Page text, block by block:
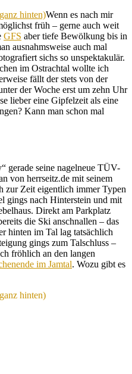
Wenn es nach mir
früh – gerne auch weit
GFS aber tiefe Bewölkung bis in
ausnahmsweise auch mal
sichs so unspektakulär.
im Ostrachtal wollte ich
fällt der stets von der
der Woche erst um zehn Uhr
lieber eine Gipfelzeit als eine
Kann man schon mal
gerade seine nagelneue TÜV-
von herrseitz.de mit seinem
zur Zeit eigentlich immer Typen
gings nach Hinterstein und mit
Direkt am Parkplatz
die Ski anschnallen – das
hinten im Tal lag tatsächlich
gings zum Talschluss –
fröhlich an den langen
im Jamtal. Wozu gibt es